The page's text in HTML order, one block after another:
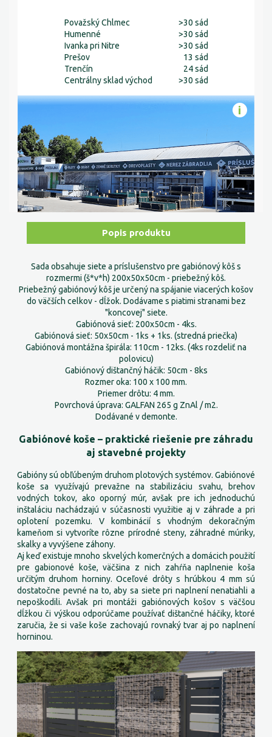
Považský Chlmec
>30 sád
Humenné
>30 sád
Ivanka pri Nitre
>30 sád
Prešov
13 sád
Trenčín
24 sád
Centrálny sklad východ
>30 sád
Popis produktu
Sada obsahuje siete a príslušenstvo pre gabiónový kôš s
rozmermi (š*v*h) 200x50x50cm - priebežný kôš.
Priebežný gabiónový kôš je určený na spájanie viacerých košov
do väčších celkov - dĺžok. Dodávame s piatimi stranami bez
"koncovej" siete.
Gabiónová sieť: 200x50cm - 4ks.
Gabiónová sieť: 50x50cm - 1ks + 1ks. (stredná priečka)
Gabiónová montážna špirála: 110cm - 12ks. (4ks rozdeliť na
polovicu)
Gabiónový dištančný háčik: 50cm - 8ks
Rozmer oka: 100 x 100 mm.
Priemer drôtu: 4 mm.
Povrchová úprava: GALFAN 265 g ZnAl / m2.
Dodávané v demonte.
Gabiónové koše – praktické riešenie pre záhradu
aj stavebné projekty
Gabióny sú obľúbeným druhom plotových systémov. Gabiónové
koše sa využívajú prevažne na stabilizáciu svahu, brehov
vodných tokov, ako oporný múr, avšak pre ich jednoduchú
inštaláciu nachádzajú v súčasnosti využitie aj v záhrade a pri
oplotení pozemku. V kombinácií s vhodným dekoračným
kameňom si vytvoríte rôzne prírodné steny, záhradné múriky,
skalky a vyvýšene záhony.
Aj keď existuje mnoho skvelých komerčných a domácich použití
pre gabionové koše, väčšina z nich zahŕňa naplnenie koša
určitým druhom horniny. Oceľové drôty s hrúbkou 4 mm sú
dostatočne pevné na to, aby sa siete pri naplnení nenatiahli a
nepoškodili. Avšak pri montáži gabiónových košov s väčšou
dĺžkou či výškou odporúčame používať dištančné háčiky, ktoré
zaručia, že si vaše koše zachovajú rovnaký tvar aj po naplnení
horninou.